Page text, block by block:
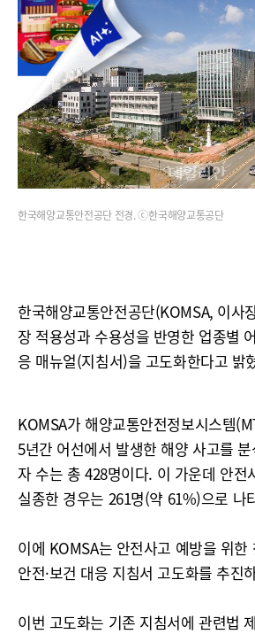
한국해양교통안전공단 전경. ⓒ한국해양교통공단
한국해양교통안전공단(KOMSA, 이사
장 적용성과 수용성을 반영한 업종별
응 매뉴얼(지침서)을 고도화한다고 밝
KOMSA가 해양교통안전정보시스템
5년간 어선에서 발생한 해양 사고를
자 수는 총 428명이다. 이 가운데 안전
실종한 경우는 261명(약 61%)으로 나
이에 KOMSA는 안전사고 예방을 위한
안전·보건 대응 지침서 고도화를 추진
이번 고도화는 기존 지침서에 관련법